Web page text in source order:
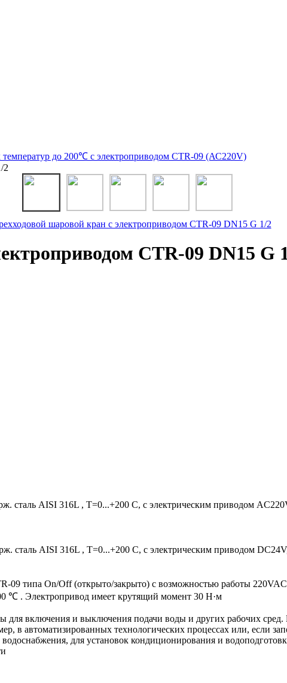
до 200℃ с электроприводом CTR-09 (АС220V)
2
CTR-09 DN15 G
сталь AISI 316L , Т=0...+200 С, с электрическим приводом
сталь AISI 316L , Т=0...+200 С, с электрическим приводом
09 типа On/Off (открыто/закрыто) с возможностью работы
℃ . Электропривод имеет крутящий момент 30 Н·м
включения и выключения подачи воды и других рабочих
в автоматизированных технологических процессах или, если
для установок кондиционирования и